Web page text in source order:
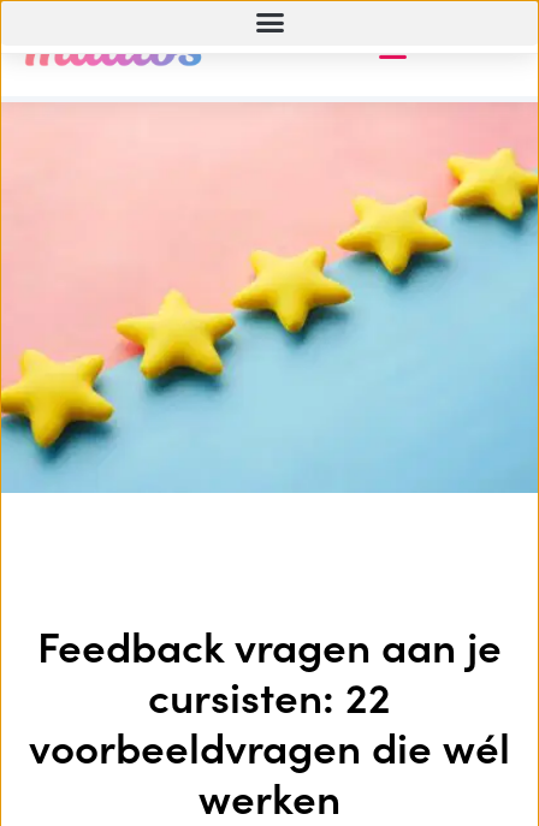
Feedback vragen aan je
cursisten: 22
voorbeeldvragen die wél
werken